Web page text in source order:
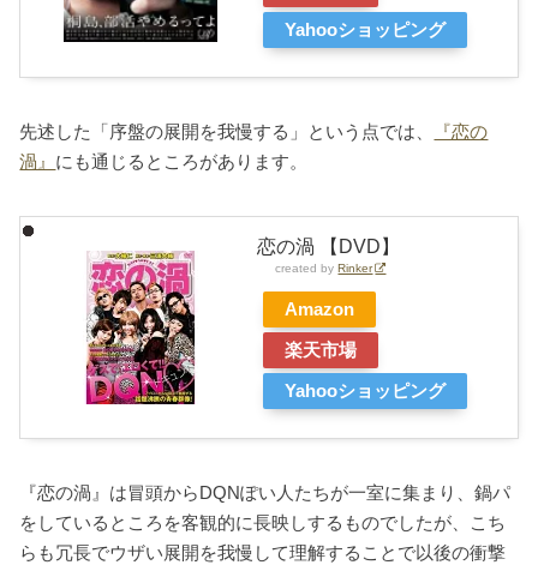
Yahooショッピング
先述した「序盤の展開を我慢する」という点では、
『恋の
渦』 にも通じるところがあります。
恋の渦 【DVD】
created by Rinker
Amazon
楽天市場
Yahooショッピング
『恋の渦』は冒頭からDQNぽい人たちが一室に集まり、鍋パ
をしているところを客観的に長映しするものでしたが、こち
らも冗長でウザい展開を我慢して理解することで以後の衝撃